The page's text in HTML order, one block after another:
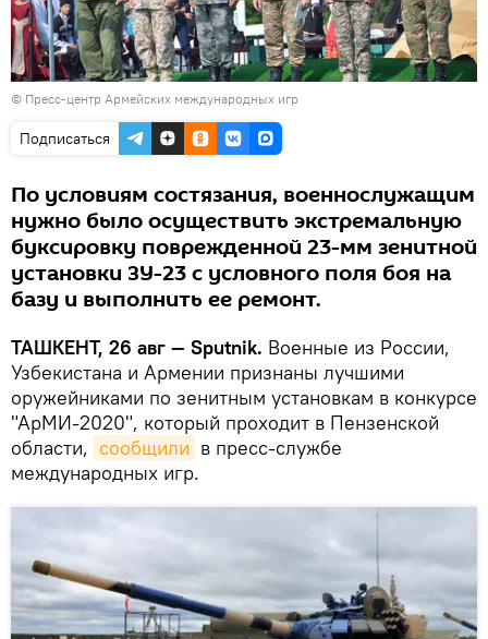
© Пресс-центр Армейских международных игр
Подписаться
По условиям состязания, военнослужащим
нужно было осуществить экстремальную
буксировку поврежденной 23-мм зенитной
установки ЗУ-23 с условного поля боя на
базу и выполнить ее ремонт.
ТАШКЕНТ, 26 авг — Sputnik. Военные из России,
Узбекистана и Армении признаны лучшими
оружейниками по зенитным установкам в конкурсе
"АрМИ-2020", который проходит в Пензенской
области, сообщили в пресс-службе
международных игр.